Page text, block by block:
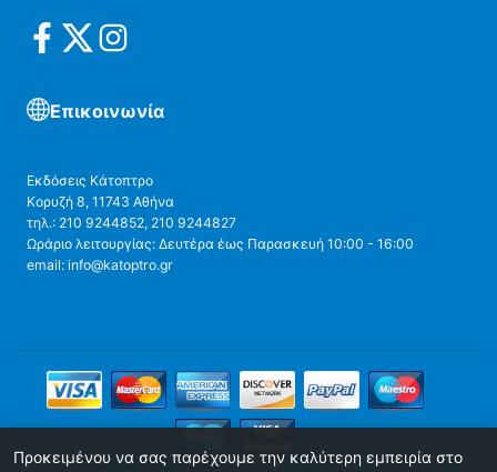
Επικοινωνία
Εκδόσεις Κάτοπτρο
Κορυζή 8, 11743 Αθήνα
τηλ.: 210 9244852, 210 9244827
Ωράριο λειτουργίας: Δευτέρα έως Παρασκευή 10:00 - 16:00
email: info@katoptro.gr
Προκειμένου να σας παρέχουμε την καλύτερη εμπειρία στο